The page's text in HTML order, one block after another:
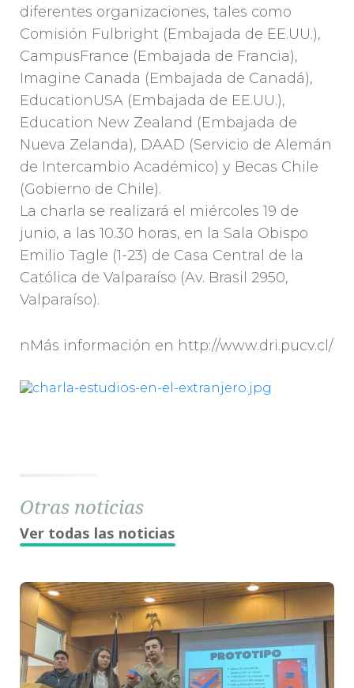
diferentes organizaciones, tales como
Comisión Fulbright (Embajada de EE.UU.),
CampusFrance (Embajada de Francia),
Imagine Canada (Embajada de Canadá),
EducationUSA (Embajada de EE.UU.),
Education New Zealand (Embajada de
Nueva Zelanda), DAAD (Servicio de Alemán
de Intercambio Académico) y Becas Chile
(Gobierno de Chile).
La charla se realizará el miércoles 19 de
junio, a las 10.30 horas, en la Sala Obispo
Emilio Tagle (1-23) de Casa Central de la
Católica de Valparaíso (Av. Brasil 2950,
Valparaíso).
nMás información en http://www.dri.pucv.cl/
Otras noticias
Ver todas las noticias